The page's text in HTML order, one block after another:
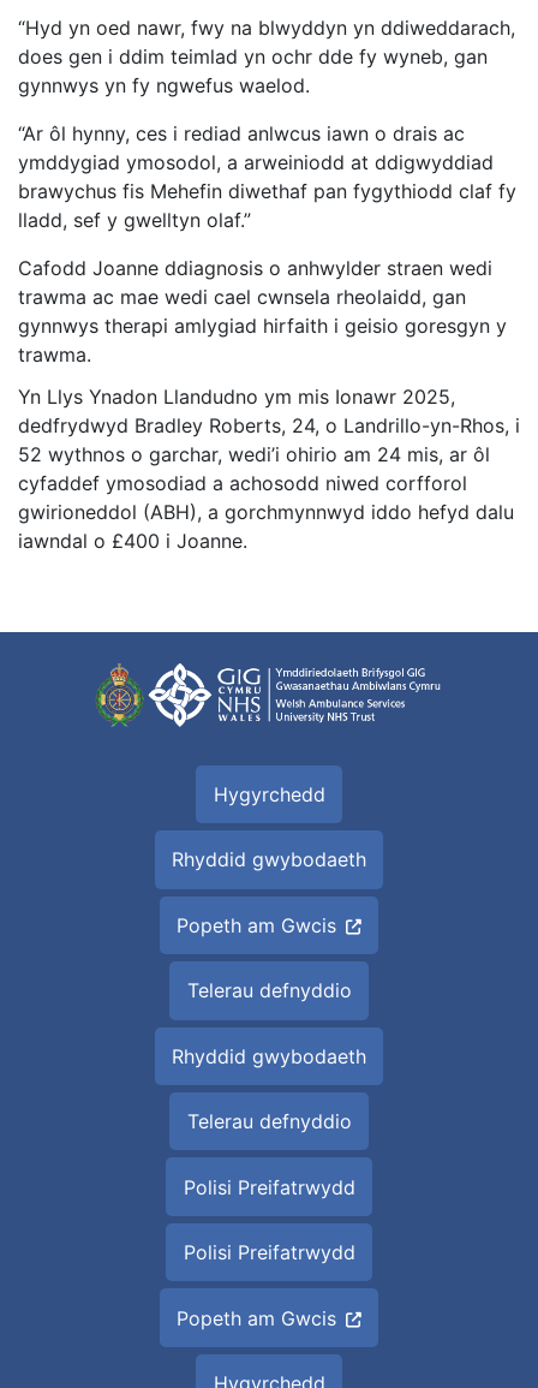
“Hyd yn oed nawr, fwy na blwyddyn yn ddiweddarach,
does gen i ddim teimlad yn ochr dde fy wyneb, gan
gynnwys yn fy ngwefus waelod.
“Ar ôl hynny, ces i rediad anlwcus iawn o drais ac
ymddygiad ymosodol, a arweiniodd at ddigwyddiad
brawychus fis Mehefin diwethaf pan fygythiodd claf fy
lladd, sef y gwelltyn olaf.”
Cafodd Joanne ddiagnosis o anhwylder straen wedi
trawma ac mae wedi cael cwnsela rheolaidd, gan
gynnwys therapi amlygiad hirfaith i geisio goresgyn y
trawma.
Yn Llys Ynadon Llandudno ym mis Ionawr 2025,
dedfrydwyd Bradley Roberts, 24, o Landrillo-yn-Rhos, i
52 wythnos o garchar, wedi’i ohirio am 24 mis, ar ôl
cyfaddef ymosodiad a achosodd niwed corfforol
gwirioneddol (ABH), a gorchmynnwyd iddo hefyd dalu
iawndal o £400 i Joanne.
Hygyrchedd
Rhyddid gwybodaeth
Popeth am Gwcis
Telerau defnyddio
Rhyddid gwybodaeth
Telerau defnyddio
Polisi Preifatrwydd
Polisi Preifatrwydd
Popeth am Gwcis